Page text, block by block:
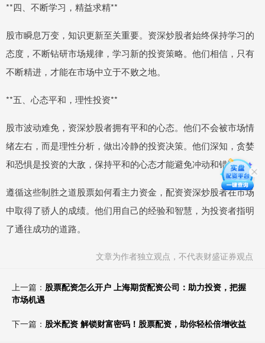
**四、不断学习，精益求精**
股市瞬息万变，知识更新至关重要。资深炒股者始终保持学习的
态度，不断钻研市场规律，学习新的投资策略。他们相信，只有
不断精进，才能在市场中立于不败之地。
**五、心态平和，理性投资**
股市波动难免，资深炒股者拥有平和的心态。他们不会被市场情
绪左右，而是理性分析，做出冷静的投资决策。他们深知，贪婪
和恐惧是投资的大敌，保持平和的心态才能避免冲动和错误。
遵循这些制胜之道股票如何看主力资金，配资资深炒股者在市场
中取得了骄人的成绩。他们用自己的经验和智慧，为投资者指明
了通往成功的道路。
文章为作者独立观点，不代表财盛证券观点
上一篇： 股票配资怎么开户 上海期货配资公司：助力投资，把握
市场机遇
下一篇： 股米配资 解锁财富密码！股票配资，助你轻松倍增收益